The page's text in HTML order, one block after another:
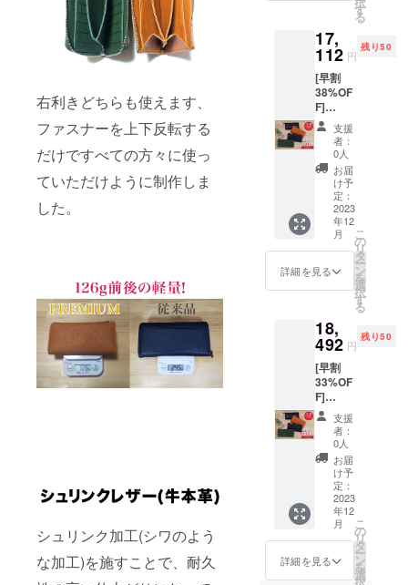
右利きどちらも使えます、
ファスナーを上下反転する
だけですべての方々に使っ
ていただけように制作しま
した。
シュリンク加工(シワのよう
な加工)を施すことで、耐久
りま
す。
便手渡
しとな
す。 *発
送順が
多少前
後する
場合も
ござい
ます。 *
ご注文
状況、
製造工
程上の
都合に
より出
荷時期
りま
す。
¥10,350
(税、送
料込み)
にて承
りま
す。 カ
ラー :
ブラッ
ク、
キャメ
ル、ネ
ビー、
グリー
ンの中
から１
点 *発送
便手渡
しとな
す。 *発
送順が
多少前
後する
場合も
ござい
ます。 *
ご注文
状況、
製造工
程上の
都合に
より出
荷時期
す
る
17,
112 円
残り50
[早割
38%OF
F]
PREMI
UM２点
一般販
売予定
価格
¥27,600
(税、送
料込み)
のとこ
ろ 50名
様限定
38%OF
¥17,112
(税、送
料込み)
にて承
りま
す。 カ
ラー :
ブラッ
ク、
キャメ
ル、ネ
ビー、
グリー
ンの中
から２
点 *発送
はレ
支援
者：
0人
お届
け予
定：
2023
年12
月
詳細を見る
こ
の
リ
タ
ー
ン
を
選
択
す
る
18,
492 円
残り50
[早割
33%OF
F]
PREMI
UM２点
一般販
売予定
価格
¥27,600
(税、送
料込み)
のとこ
ろ 50名
様限定
33%OF
支援
者：
0人
お届
け予
定：
2023
年12
月
詳細を見る
こ
の
リ
タ
ー
ン
を
選